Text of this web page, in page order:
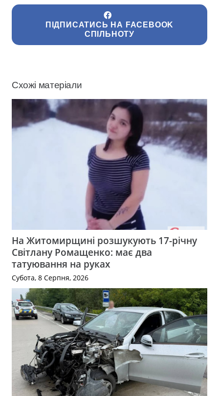
ПІДПИСАТИСЬ НА FACEBOOK
СПІЛЬНОТУ
Схожі матеріали
На Житомирщині розшукують 17-річну
Світлану Ромащенко: має два
татуювання на руках
Субота, 8 Серпня, 2026